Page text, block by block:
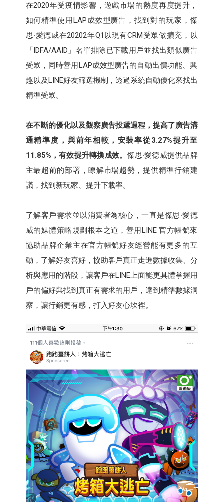
在2020年受疫情影響，遊戲市場的熱度再度提升，
如何精準使用LAP成效型廣告，找到對的玩家，傑
思‧愛德威在20202年Q1以現有CRM受眾做擴充，以
「IDFA/AAID」名單排除已下載用戶並找出類似廣告
受眾，同時善用LAP成效型廣告的自動出價功能、興
趣以及LINE好友篩選機制，透過系統自動優化來找出
精準受眾。
在不斷的優化以及觀察廣告投遞過程，提高了廣告溝
通精準度，與前年相較，安裝率從3.27%提升至
11.85%，有效提升轉換成效。傑思‧愛德威提供品牌
主最超前的部署，瞭解市場趨勢，提供精準行銷建
議，找到新玩家、提升下載率。
了解客戶需求並以消費者為核心，一直是傑思‧愛德
威的媒體策略規劃根本之道，善用LINE 官方帳號來
協助品牌企業主在官方帳號好友經營能有更多的互
動，了解好友喜好，協助客戶真正走進數據收集、分
析與應用的階段，讓客戶在LINE上面能更具體掌握用
戶的偏好與找到真正有需求的用戶，達到精準數據洞
察，讓行銷更有感，打入好友心坎裡。